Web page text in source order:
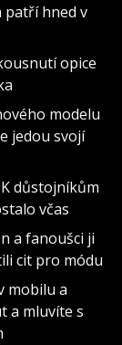
patří hned v
opice
modelu
jedou svojí
důstojníkům
včas
a fanoušci ji
cit pro módu
mobilu a
a mluvíte s